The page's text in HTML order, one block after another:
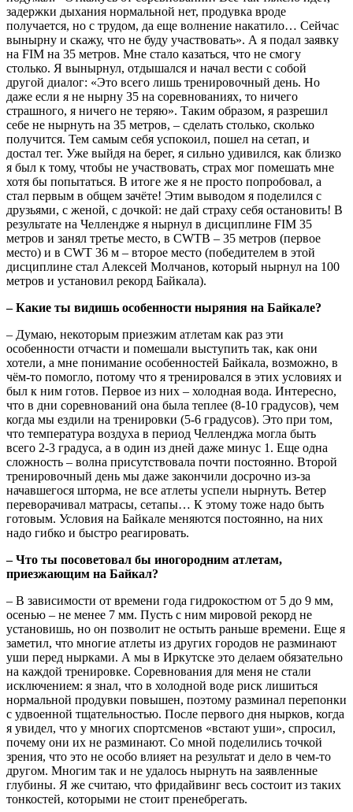
задержки дыхания нормальной нет, продувка вроде
получается, но с трудом, да еще волнение накатило… Сейчас
вынырну и скажу, что не буду участвовать». А я подал заявку
на FIM на 35 метров. Мне стало казаться, что не смогу
столько. Я вынырнул, отдышался и начал вести с собой
другой диалог: «Это всего лишь тренировочный день. Но
даже если я не нырну 35 на соревнованиях, то ничего
страшного, я ничего не теряю». Таким образом, я разрешил
себе не нырнуть на 35 метров, – сделать столько, сколько
получится. Тем самым себя успокоил, пошел на сетап, и
достал тег. Уже выйдя на берег, я сильно удивился, как близко
я был к тому, чтобы не участвовать, страх мог помешать мне
хотя бы попытаться. В итоге же я не просто попробовал, а
стал первым в общем зачёте! Этим выводом я поделился с
друзьями, с женой, с дочкой: не дай страху себя остановить! В
результате на Челлендже я нырнул в дисциплине FIM 35
метров и занял третье место, в CWTB – 35 метров (первое
место) и в CWT 36 м – второе место (победителем в этой
дисциплине стал Алексей Молчанов, который нырнул на 100
метров и установил рекорд Байкала).
– Какие ты видишь особенности ныряния на Байкале?
– Думаю, некоторым приезжим атлетам как раз эти
особенности отчасти и помешали выступить так, как они
хотели, а мне понимание особенностей Байкала, возможно, в
чём-то помогло, потому что я тренировался в этих условиях и
был к ним готов. Первое из них – холодная вода. Интересно,
что в дни соревнований она была теплее (8-10 градусов), чем
когда мы ездили на тренировки (5-6 градусов). Это при том,
что температура воздуха в период Челленджа могла быть
всего 2-3 градуса, а в один из дней даже минус 1. Еще одна
сложность – волна присутствовала почти постоянно. Второй
тренировочный день мы даже закончили досрочно из-за
начавшегося шторма, не все атлеты успели нырнуть. Ветер
переворачивал матрасы, сетапы… К этому тоже надо быть
готовым. Условия на Байкале меняются постоянно, на них
надо гибко и быстро реагировать.
– Что ты посоветовал бы иногородним атлетам,
приезжающим на Байкал?
– В зависимости от времени года гидрокостюм от 5 до 9 мм,
осенью – не менее 7 мм. Пусть с ним мировой рекорд не
установишь, но он позволит не остыть раньше времени. Еще я
заметил, что многие атлеты из других городов не разминают
уши перед нырками. А мы в Иркутске это делаем обязательно
на каждой тренировке. Соревнования для меня не стали
исключением: я знал, что в холодной воде риск лишиться
нормальной продувки повышен, поэтому разминал перепонки
с удвоенной тщательностью. После первого дня нырков, когда
я увидел, что у многих спортсменов «встают уши», спросил,
почему они их не разминают. Со мной поделились точкой
зрения, что это не особо влияет на результат и дело в чем-то
другом. Многим так и не удалось нырнуть на заявленные
глубины. Я же считаю, что фридайвинг весь состоит из таких
тонкостей, которыми не стоит пренебрегать.